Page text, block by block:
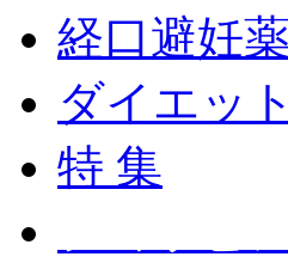
経口避妊薬
ダイエット
特 集